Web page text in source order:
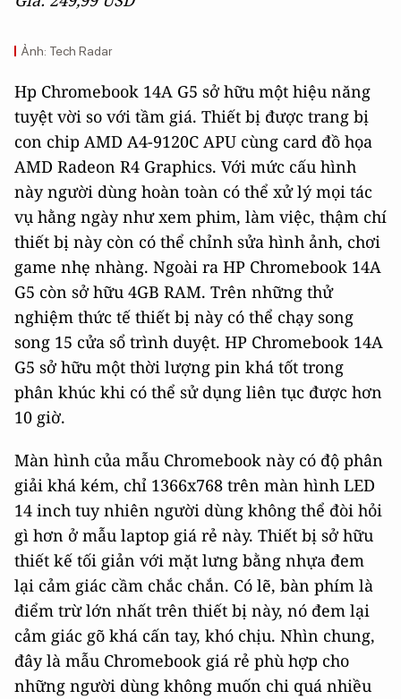
Ảnh: Tech Radar
Hp Chromebook 14A G5 sở hữu một hiệu năng
tuyệt vời so với tầm giá. Thiết bị được trang bị
con chip AMD A4-9120C APU cùng card đồ họa
AMD Radeon R4 Graphics. Với mức cấu hình
này người dùng hoàn toàn có thể xử lý mọi tác
vụ hằng ngày như xem phim, làm việc, thậm chí
thiết bị này còn có thể chỉnh sửa hình ảnh, chơi
game nhẹ nhàng. Ngoài ra HP Chromebook 14A
G5 còn sở hữu 4GB RAM. Trên những thử
nghiệm thức tế thiết bị này có thể chạy song
song 15 cửa sổ trình duyệt. HP Chromebook 14A
G5 sở hữu một thời lượng pin khá tốt trong
phân khúc khi có thể sử dụng liên tục được hơn
10 giờ.
Màn hình của mẫu Chromebook này có độ phân
giải khá kém, chỉ 1366x768 trên màn hình LED
14 inch tuy nhiên người dùng không thể đòi hỏi
gì hơn ở mẫu laptop giá rẻ này. Thiết bị sở hữu
thiết kế tối giản với mặt lưng bằng nhựa đem
lại cảm giác cầm chắc chắn. Có lẽ, bàn phím là
điểm trừ lớn nhất trên thiết bị này, nó đem lại
cảm giác gõ khá cấn tay, khó chịu. Nhìn chung,
đây là mẫu Chromebook giá rẻ phù hợp cho
những người dùng không muốn chi quá nhiều